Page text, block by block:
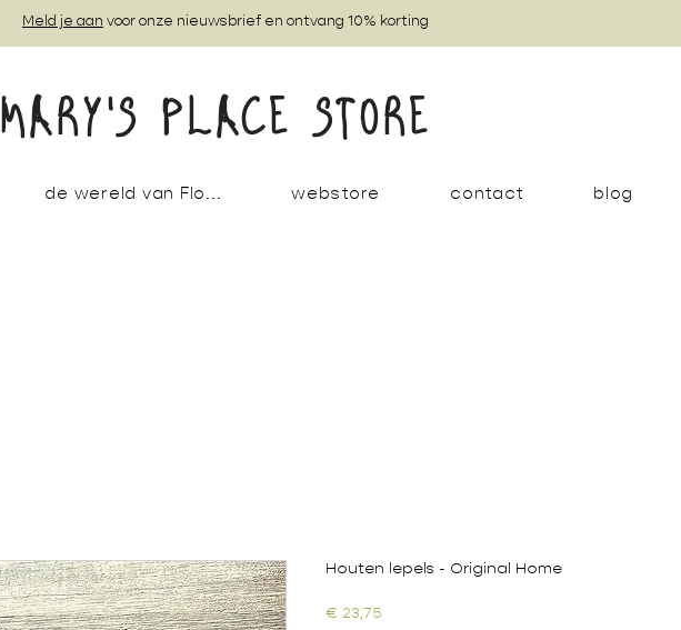
MARY'S PLACE STORE
de wereld van Flo... webstore contact blog
Meld je aan voor onze nieuwsbrief en ontvang 10% korting
Houten lepels - Original Home
€ 23,75